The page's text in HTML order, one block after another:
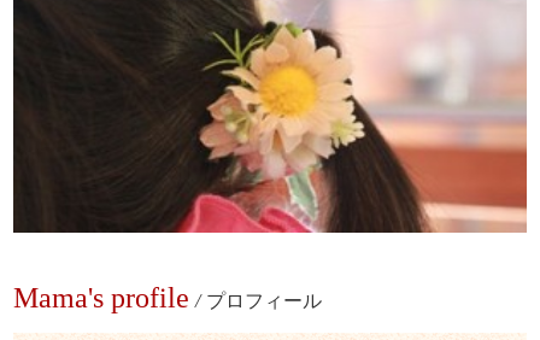
Mama's profile / プロフィール